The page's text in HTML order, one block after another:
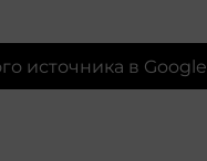
источника в Google